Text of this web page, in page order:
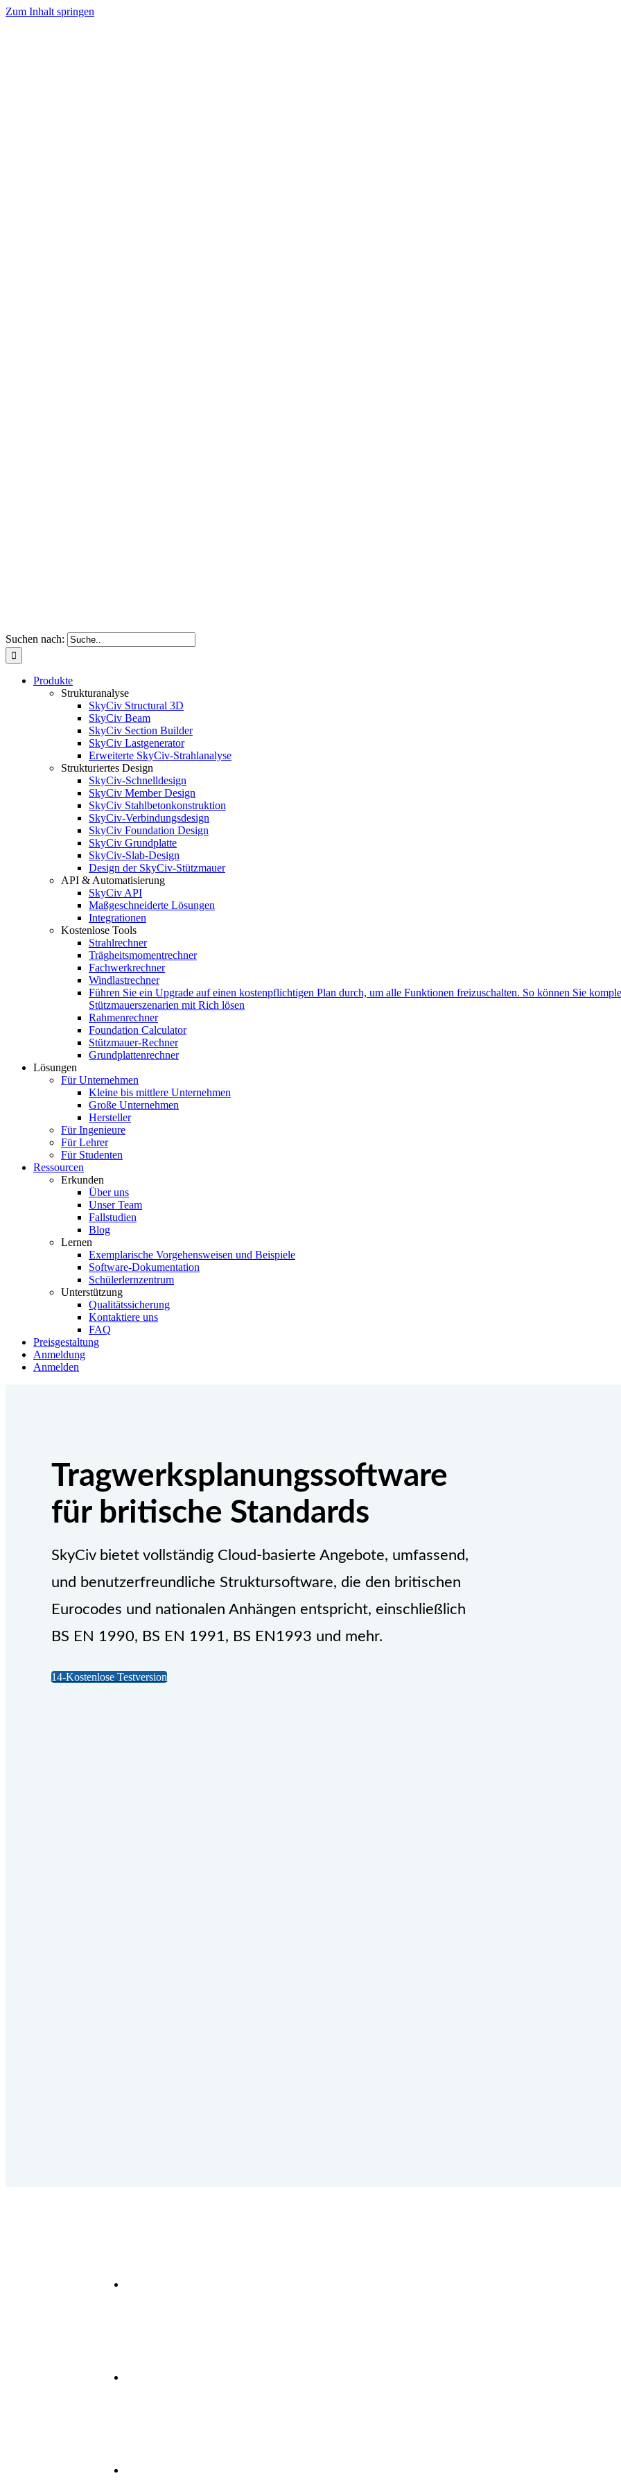
Zum Inhalt springen
Suchen nach:
Produkte
Strukturanalyse
SkyCiv Structural 3D
SkyCiv Beam
SkyCiv Section Builder
SkyCiv Lastgenerator
Erweiterte SkyCiv-Strahlanalyse
Strukturiertes Design
SkyCiv-Schnelldesign
SkyCiv Member Design
SkyCiv Stahlbetonkonstruktion
SkyCiv-Verbindungsdesign
SkyCiv Foundation Design
SkyCiv Grundplatte
SkyCiv-Slab-Design
Design der SkyCiv-Stützmauer
API & Automatisierung
SkyCiv API
Maßgeschneiderte Lösungen
Integrationen
Kostenlose Tools
Strahlrechner
Trägheitsmomentrechner
Fachwerkrechner
Windlastrechner
Führen Sie ein Upgrade auf einen kostenpflichtigen Plan durch, um alle Funktionen freizuschalten. So können Sie
Stützmauerszenarien mit Rich lösen
Rahmenrechner
Foundation Calculator
Stützmauer-Rechner
Grundplattenrechner
Lösungen
Für Unternehmen
Kleine bis mittlere Unternehmen
Große Unternehmen
Hersteller
Für Ingenieure
Für Lehrer
Für Studenten
Ressourcen
Erkunden
Über uns
Unser Team
Fallstudien
Blog
Lernen
Exemplarische Vorgehensweisen und Beispiele
Software-Dokumentation
Schülerlernzentrum
Unterstützung
Qualitätssicherung
Kontaktiere uns
FAQ
Preisgestaltung
Anmeldung
Anmelden
Tragwerksplanungssoftware
für britische Standards
SkyCiv bietet vollständig Cloud-basierte Angebote, umfassend,
und benutzerfreundliche Struktursoftware, die den britischen
Eurocodes und nationalen Anhängen entspricht, einschließlich
BS EN 1990, BS EN 1991, BS EN1993 und mehr.
14-Kostenlose Testversion